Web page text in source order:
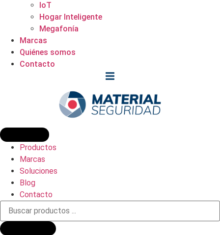
IoT
Hogar Inteligente
Megafonía
Marcas
Quiénes somos
Contacto
Productos
Marcas
Soluciones
Blog
Contacto
Búsqueda
productos